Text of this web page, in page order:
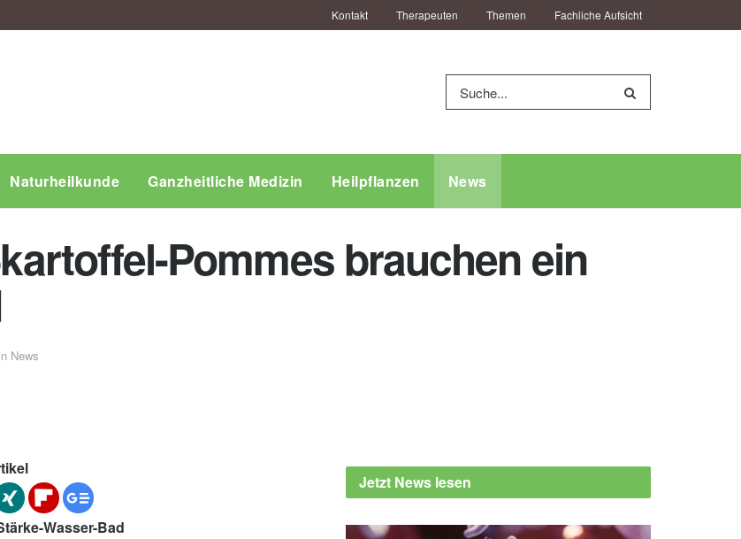
Kontakt Therapeuten Themen Fachliche Aufsicht
Naturheilkunde Ganzheitliche Medizin Heilpflanzen News
Pommes brauchen ein
in News
Wasser-Bad
Jetzt News lesen